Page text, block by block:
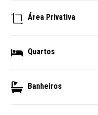
Área Privativa
Quartos
Banheiros